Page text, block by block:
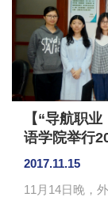
运营管理课程
【“导航职
语学院举行
会
2017.11.15
11月14日晚，